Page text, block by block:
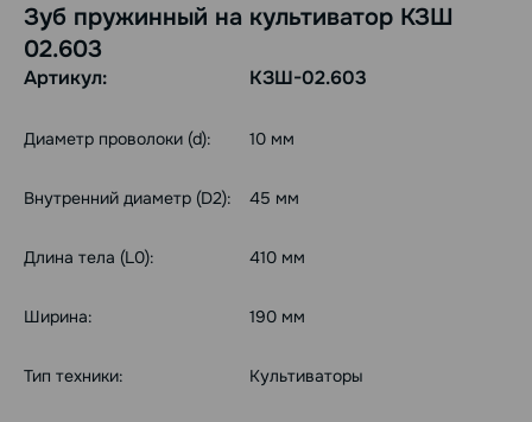
Зуб пружинный на культиватор КЗШ
02.603
Артикул: КЗШ-02.603
Диаметр проволоки (d): 10 мм
Внутренний диаметр (D2): 45 мм
Длина тела (L0): 410 мм
Ширина: 190 мм
Тип техники: Культиваторы